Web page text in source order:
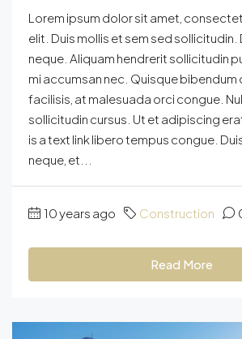
Lorem ipsum dolor sit amet,
elit. Duis mollis et sem sed
neque. Aliquam hendrerit sollicitudin
mi accumsan nec. Quisque bibendum
facilisis, at malesuada orci congue.
sollicitudin cursus. Ut et adipiscing
is a text link libero tempus congue.
neque, et...
10 years ago Construction
Read More